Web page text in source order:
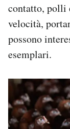
contatto, polli
velocità,
possono
esemplari.